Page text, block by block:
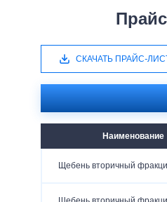
СКАЧАТЬ ПРАЙС-
Наименование
Щебень вторичный